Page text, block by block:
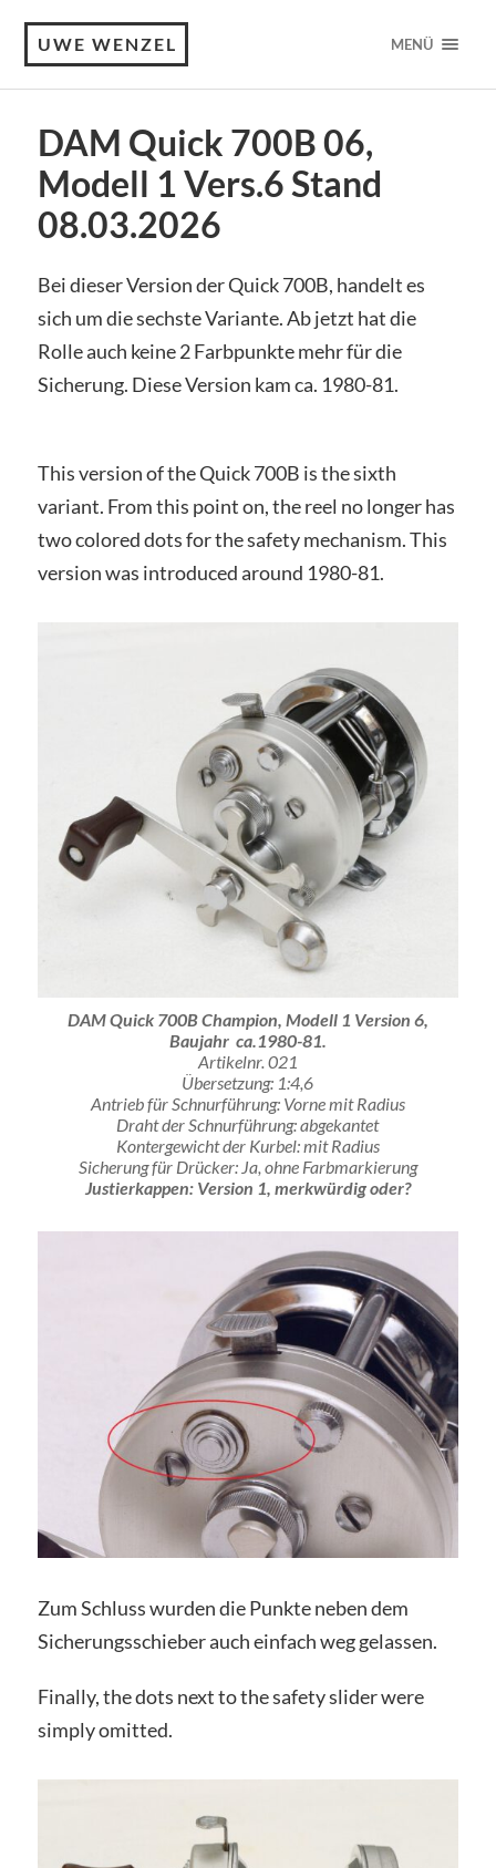
UWE WENZEL MENÜ
DAM Quick 700B 06,
Modell 1 Vers.6 Stand
08.03.2026
Bei dieser Version der Quick 700B, handelt es
sich um die sechste Variante. Ab jetzt hat die
Rolle auch keine 2 Farbpunkte mehr für die
Sicherung. Diese Version kam ca. 1980-81.
This version of the Quick 700B is the sixth
variant. From this point on, the reel no longer has
two colored dots for the safety mechanism. This
version was introduced around 1980-81.
DAM Quick 700B Champion, Modell 1 Version 6,
Baujahr ca.1980-81.
Artikelnr. 021
Übersetzung: 1:4,6
Antrieb für Schnurführung: Vorne mit Radius
Draht der Schnurführung: abgekantet
Kontergewicht der Kurbel: mit Radius
Sicherung für Drücker: Ja, ohne Farbmarkierung
Justierkappen: Version 1, merkwürdig oder?
Zum Schluss wurden die Punkte neben dem
Sicherungsschieber auch einfach weg gelassen.
Finally, the dots next to the safety slider were
simply omitted.